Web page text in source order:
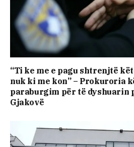
“Ti ke me e pagu shtrenjtë
nuk ki me kon” – Prokuroria
paraburgim për të dyshuarin
Gjakovë